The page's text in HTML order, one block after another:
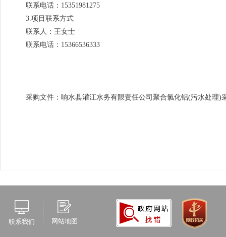
联系电话：15351981275
3.项目联系方式
联系人：王女士
联系电话：15366536333
采购文件： 响水县灌江水务有限责任公司聚合氯化铝(污水处理)
联系我们 网站地图